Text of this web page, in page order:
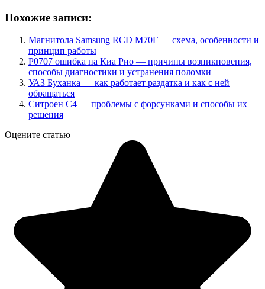
Похожие записи:
Магнитола Samsung RCD М70Г — схема, особенности и
принцип работы
Р0707 ошибка на Киа Рио — причины возникновения,
способы диагностики и устранения поломки
УАЗ Буханка — как работает раздатка и как с ней
обращаться
Ситроен С4 — проблемы с форсунками и способы их
решения
Оцените статью